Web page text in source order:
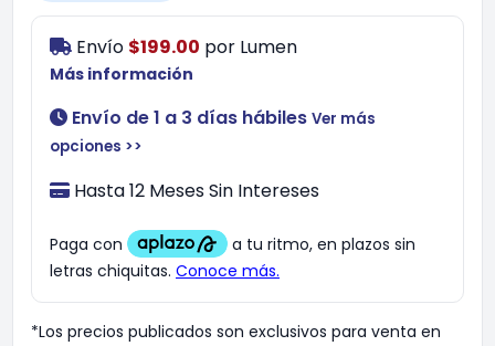
Envío $199.00 por Lumen
Más información
Envío de 1 a 3 días hábiles Ver más
opciones >>
Hasta 12 Meses Sin Intereses
*Los precios publicados son exclusivos para venta en